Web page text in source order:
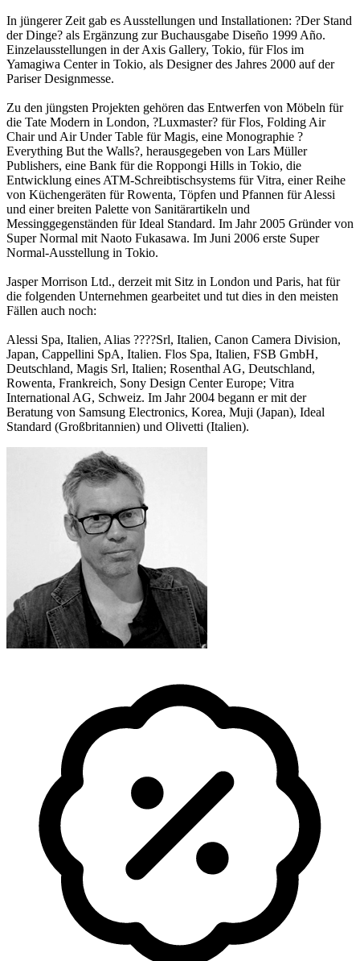
In jüngerer Zeit gab es Ausstellungen und Installationen: ?Der Stand
der Dinge? als Ergänzung zur Buchausgabe Diseño 1999 Año.
Einzelausstellungen in der Axis Gallery, Tokio, für Flos im
Yamagiwa Center in Tokio, als Designer des Jahres 2000 auf der
Pariser Designmesse.
Zu den jüngsten Projekten gehören das Entwerfen von Möbeln für
die Tate Modern in London, ?Luxmaster? für Flos, Folding Air
Chair und Air Under Table für Magis, eine Monographie ?
Everything But the Walls?, herausgegeben von Lars Müller
Publishers, eine Bank für die Roppongi Hills in Tokio, die
Entwicklung eines ATM-Schreibtischsystems für Vitra, einer Reihe
von Küchengeräten für Rowenta, Töpfen und Pfannen für Alessi
und einer breiten Palette von Sanitärartikeln und
Messinggegenständen für Ideal Standard. Im Jahr 2005 Gründer von
Super Normal mit Naoto Fukasawa. Im Juni 2006 erste Super
Normal-Ausstellung in Tokio.
Jasper Morrison Ltd., derzeit mit Sitz in London und Paris, hat für
die folgenden Unternehmen gearbeitet und tut dies in den meisten
Fällen auch noch:
Alessi Spa, Italien, Alias ????​​Srl, Italien, Canon Camera Division,
Japan, Cappellini SpA, Italien. Flos Spa, Italien, FSB GmbH,
Deutschland, Magis Srl, Italien; Rosenthal AG, Deutschland,
Rowenta, Frankreich, Sony Design Center Europe; Vitra
International AG, Schweiz. Im Jahr 2004 begann er mit der
Beratung von Samsung Electronics, Korea, Muji (Japan), Ideal
Standard (Großbritannien) und Olivetti (Italien).